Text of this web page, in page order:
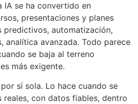
IA se ha convertido en
presentaciones y planes
predictivos, automatización,
analítica avanzada. Todo parece
se baja al terreno
más exigente.
sí sola. Lo hace cuando se
con datos fiables, dentro